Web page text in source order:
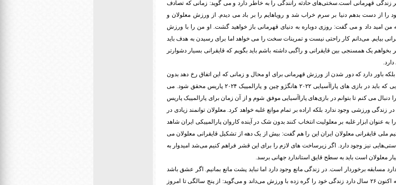
زندگی قهرمانی است.سختی‌های حادثه رانندگی را به خاطر دارد و می گوید: زمانی که تصادف
از دست بدهم دنیا بر سرم خراب شد و رویاهایم را بر باد می دیدم. از ورزش معلولان و
من امید داد و می گفت: روزی دوباره به دنیای قهرمانی باز خواهید گشت. او من را با ورزش
بیایم. می‌دانم کار راحتی نیست و تمرینات سخت را می خواهد اما برای رسیدن به هدف باید
یک همسنجی بین قایقرانی و راگبی داشته باشم باید بگویم که قایقرانی بسیار دشوارتر
باور دارد که دور شدن از ورزش قهرمانی برای او محال و زمانی که این اتفاق رخ دهد بدون
شک روز مرگ رویاهای او است. رویاهایی که باید در بازی های پاراآسیایی ۲۰۲۲ هانگژو چین و پارالمپیک ۲۰۲۴ پاریس محقق شود. می
دنبال می کنم تا بتوانم در بازی‌های پاراآسیایی موفق شوم و از آن زمان برای پارالمپیک پاریس
ورزشی وجود ندارد بلکه اراده بر تمام موانع غلبه خواهد کرد. معلولان توانمند زیادی در
به عنوان ابزار غلبه بر معلولیت انتخاب کنند بدون شک در آینده کاروان پارالمپیکی ایران شاهد
ملی قایقرانی معلولان ایران این را هم گفت: بیش از یک دهه از تشکیل قایقرانی معلولان می
نیز وجود دارد. اگر زیرساخت های لازم را برای این قشر فراهم کنیم می‌شد امیدوار به
معلولان است باید به سطح قایق استاندارد جهانی برسد.
مسابقه برخوردار است. در زندگی مانع وجود دارد اما نباید پشت مانع بمانیم. اگر عشق باشد
به راحتی می‌شود به آرزوها رسید. وی که اکنون ۲۶ سال دارد زندگی خود را گره زده با ورزش می‌داند و می‌گوید: از پنج سالگی تا امروز